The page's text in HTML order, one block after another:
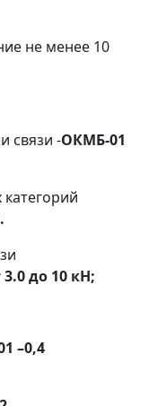
не менее 10
связи -ОКМБ-01
до 10 кН;
–0,4